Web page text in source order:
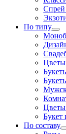
Спрей
По типу
Цветы
Букет
По составу